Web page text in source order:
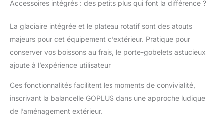
2 heures et au chaud
stocker des boissons
glacées ou de la
nourriture(4 couches
imperméables et
isolantes). Canopy
Accessoires intégrés : des petits plus qui font la différence ?
La glaciaire intégrée et le plateau rotatif sont des atouts
majeurs pour cet équipement d’extérieur. Pratique pour
conserver vos boissons au frais, le porte-gobelets astucieux
ajoute à l’expérience utilisateur.
Ces fonctionnalités facilitent les moments de convivialité,
inscrivant la balancelle GOPLUS dans une approche ludique
de l’aménagement extérieur.